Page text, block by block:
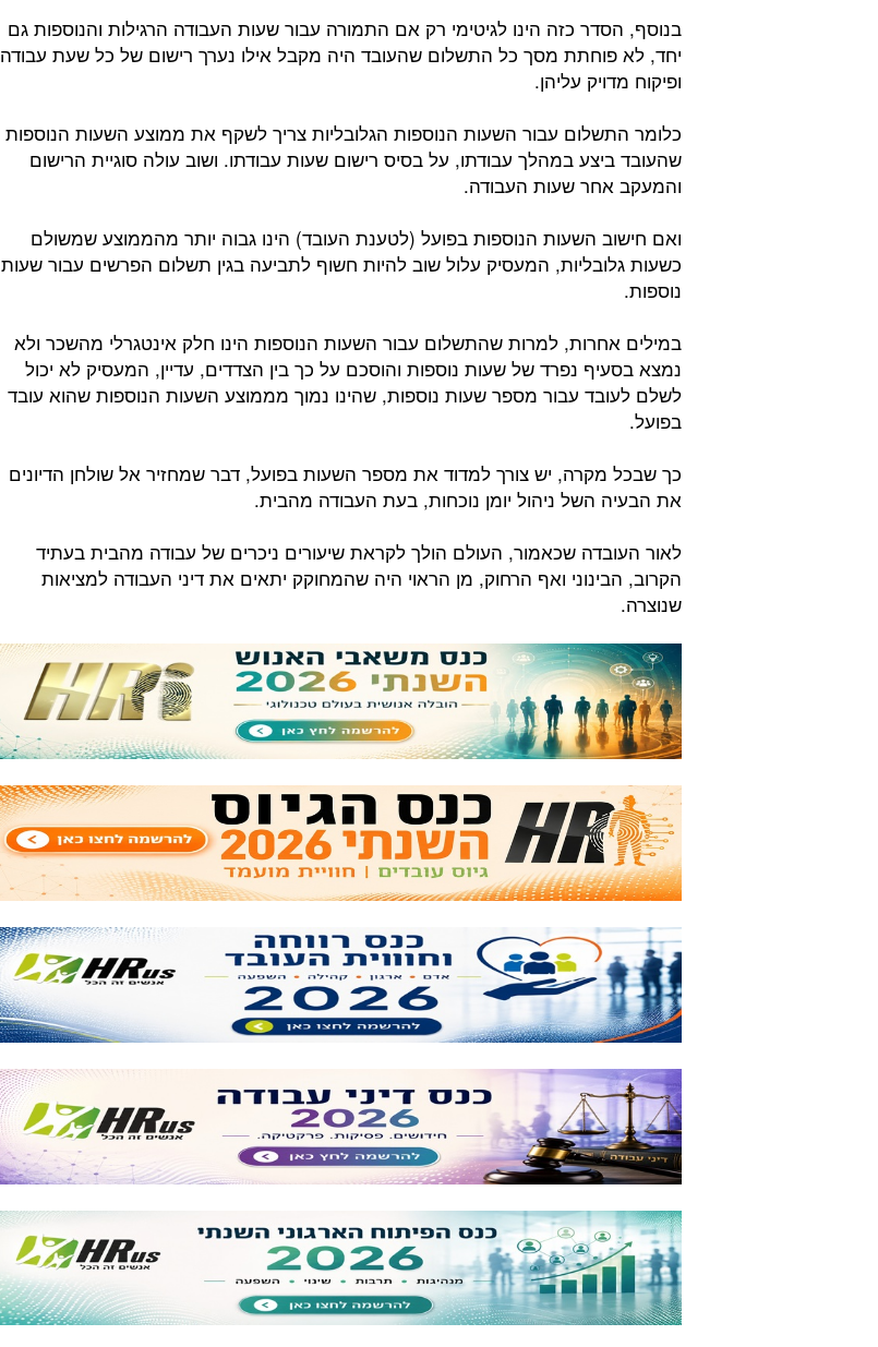
בנוסף, הסדר כזה הינו לגיטימי רק אם התמורה עבור שעות העבודה הרגילות והנוספות גם
יחד, לא פוחתת מסך כל התשלום שהעובד היה מקבל אילו נערך רישום של כל שעת עבודה
ופיקוח מדויק עליהן.
כלומר התשלום עבור השעות הנוספות הגלובליות צריך לשקף את ממוצע השעות הנוספות
שהעובד ביצע במהלך עבודתו, על בסיס רישום שעות עבודתו. ושוב עולה סוגיית הרישום
והמעקב אחר שעות העבודה.
ואם חישוב השעות הנוספות בפועל (לטענת העובד) הינו גבוה יותר מהממוצע שמשולם
כשעות גלובליות, המעסיק עלול שוב להיות חשוף לתביעה בגין תשלום הפרשים עבור שעות
נוספות.
במילים אחרות, למרות שהתשלום עבור השעות הנוספות הינו חלק אינטגרלי מהשכר ולא
נמצא בסעיף נפרד של שעות נוספות והוסכם על כך בין הצדדים, עדיין, המעסיק לא יכול
לשלם לעובד עבור מספר שעות נוספות, שהינו נמוך מממוצע השעות הנוספות שהוא עובד
בפועל.
כך שבכל מקרה, יש צורך למדוד את מספר השעות בפועל, דבר שמחזיר אל שולחן הדיונים
את הבעיה השל ניהול יומן נוכחות, בעת העבודה מהבית.
לאור העובדה שכאמור, העולם הולך לקראת שיעורים ניכרים של עבודה מהבית בעתיד
הקרוב, הבינוני ואף הרחוק, מן הראוי היה שהמחוקק יתאים את דיני העבודה למציאות
שנוצרה.